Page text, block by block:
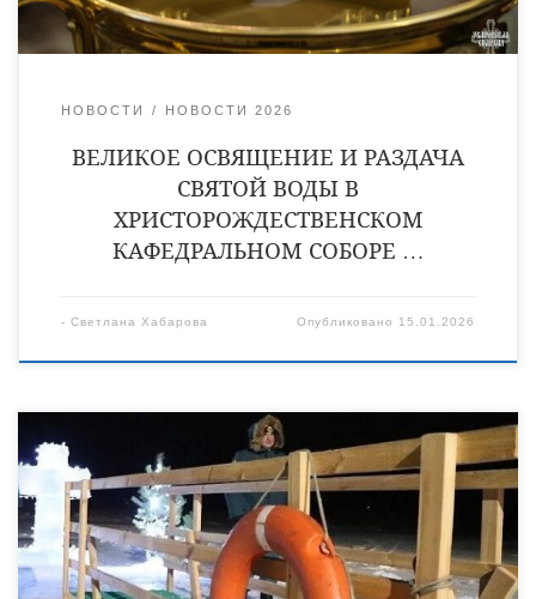
И ВЕЛИКОГО ОСВЯЩЕНИЯ ВОДЫ СОСТОИТСЯ РАЗДАЧА
СВЯТОЙ […]
НОВОСТИ НОВОСТИ 2026
ВЕЛИКОЕ ОСВЯЩЕНИЕ И РАЗДАЧА
СВЯТОЙ ВОДЫ В
ХРИСТОРОЖДЕСТВЕНСКОМ
КАФЕДРАЛЬНОМ СОБОРЕ …
- Светлана Хабарова Опубликовано 15.01.2026
В один из главных православных праздников — Крещение
Господне, купель впервые будет организована на реке
Вороне в районе благоустраиваемой прибрежной зоны.
Желающие смогут совершить традиционное омовение в
ледяной проруби в официальном месте для купания — в